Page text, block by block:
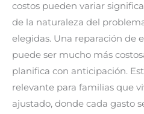
costos pueden variar
de la naturaleza del
elegidas. Una reparación de
puede ser mucho más
planifica con anticipación.
relevante para familias que
ajustado, donde cada gasto